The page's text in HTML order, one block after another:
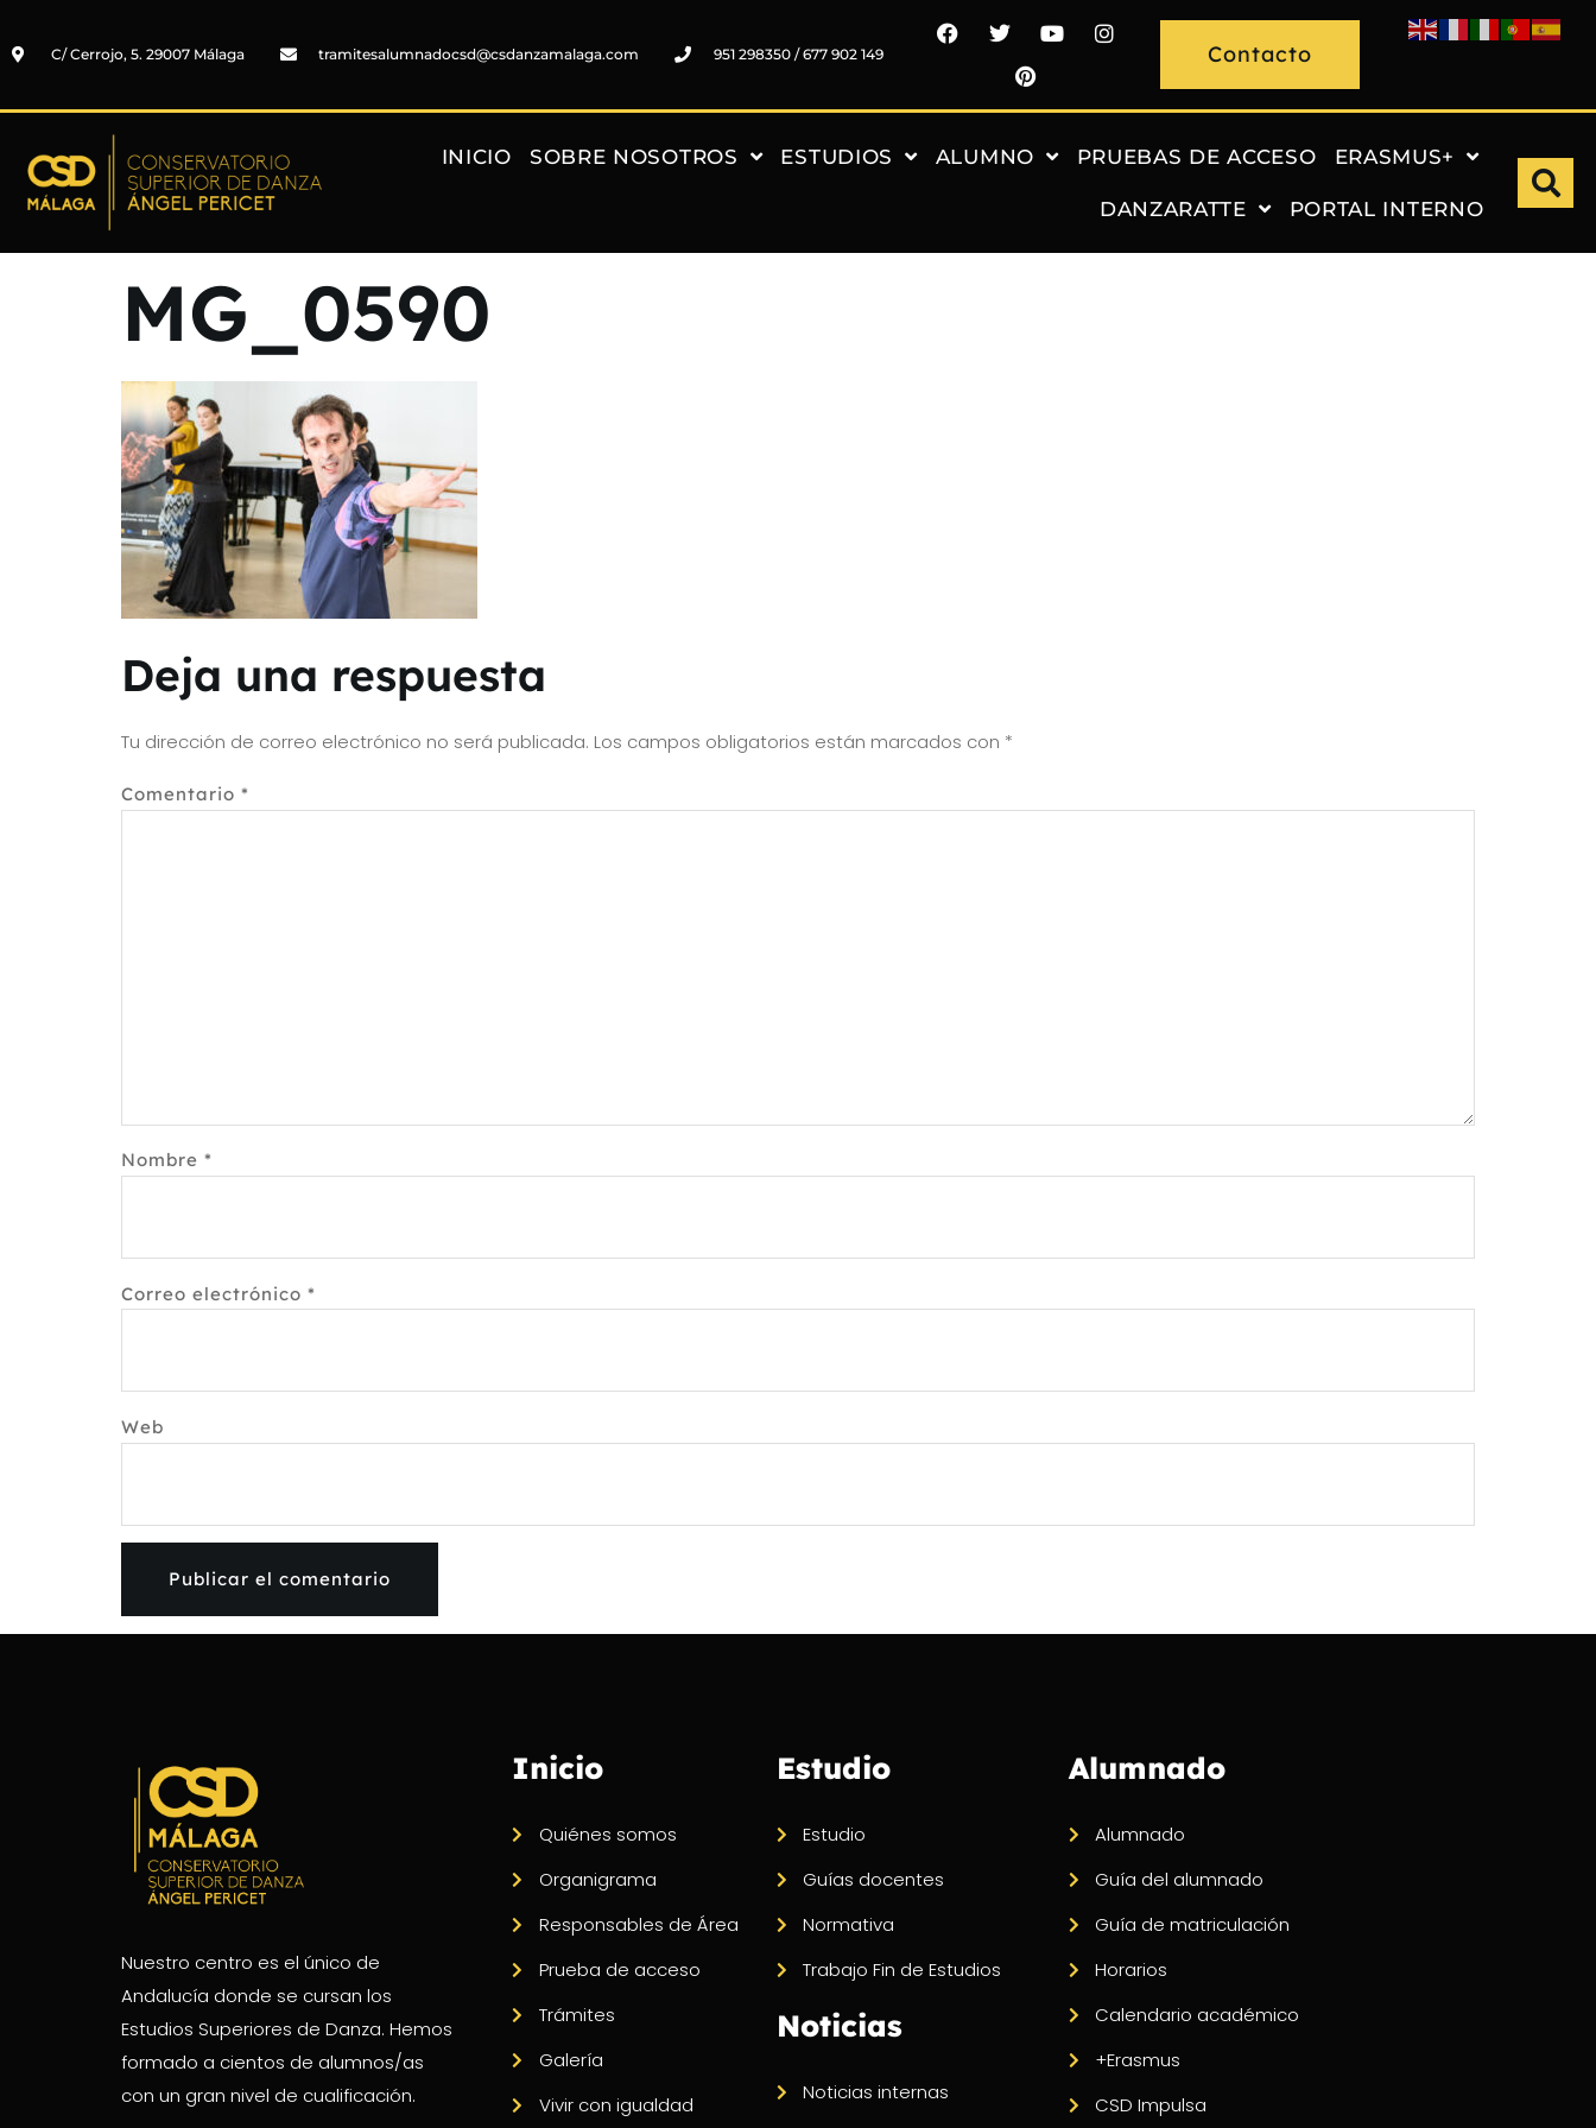
C/ Cerrojo, 5. 29007 Málaga tramitesalumnadocsd@csdanzamalaga.com 951 298350 / 677 902 149 Contacto
INICIO SOBRE NOSOTROS ESTUDIOS ALUMNO PRUEBAS DE ACCESO ERASMUS+
DANZARATTE PORTAL INTERNO
MG_0590
Deja una respuesta
Tu dirección de correo electrónico no será publicada. Los campos obligatorios están marcados con *
Comentario *
Nombre *
Correo electrónico *
Web
Nuestro centro es el único de
Andalucía donde se cursan los
Estudios Superiores de Danza. Hemos
formado a cientos de alumnos/as
con un gran nivel de cualificación.
Inicio
Quiénes somos
Organigrama
Responsables de Área
Prueba de acceso
Trámites
Galería
Vivir con igualdad
Estudio
Estudio
Guías docentes
Normativa
Trabajo Fin de Estudios
Noticias
Noticias internas
Alumnado
Alumnado
Guía del alumnado
Guía de matriculación
Horarios
Calendario académico
+Erasmus
CSD Impulsa